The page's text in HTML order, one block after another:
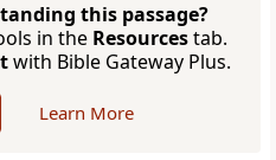
this passage?
in the Resourcestab.
with Bible Gateway Plus.
Learn More